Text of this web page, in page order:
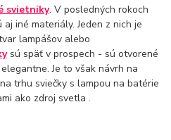
svietniky. V posledných rokoch
iné materiály. Jeden z nich je
lampášov alebo
sú späť v prospech - sú otvorené
Je to však návrh na
trhu sviečky s lampou na batérie
ako zdroj svetla .